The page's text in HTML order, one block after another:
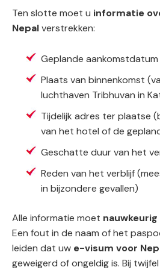
Ten slotte moet u informatie
Nepalverstrekken:
Geplande aankomstdatum
Plaats van binnenkomst
luchthaven Tribhuvan in
Tijdelijk adres ter plaatse
van het hotel of de
Geschatte duur van het
Reden van het verblijf
in bijzondere gevallen)
Alle informatie moet
Een fout in de naam of het
leiden dat uw e-visum voor
geweigerd of ongeldig is. Bij